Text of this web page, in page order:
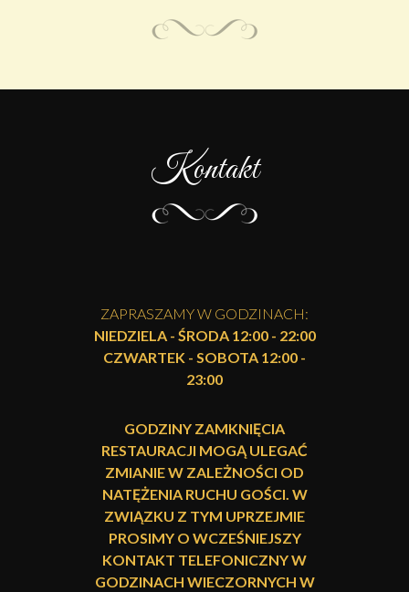
Kontakt
ZAPRASZAMY W GODZINACH:
NIEDZIELA - ŚRODA 12:00 - 22:00
CZWARTEK - SOBOTA 12:00 -
23:00
GODZINY ZAMKNIĘCIA
RESTAURACJI MOGĄ ULEGAĆ
ZMIANIE W ZALEŻNOŚCI OD
NATĘŻENIA RUCHU GOŚCI. W
ZWIĄZKU Z TYM UPRZEJMIE
PROSIMY O WCZEŚNIEJSZY
KONTAKT TELEFONICZNY W
GODZINACH WIECZORNYCH W